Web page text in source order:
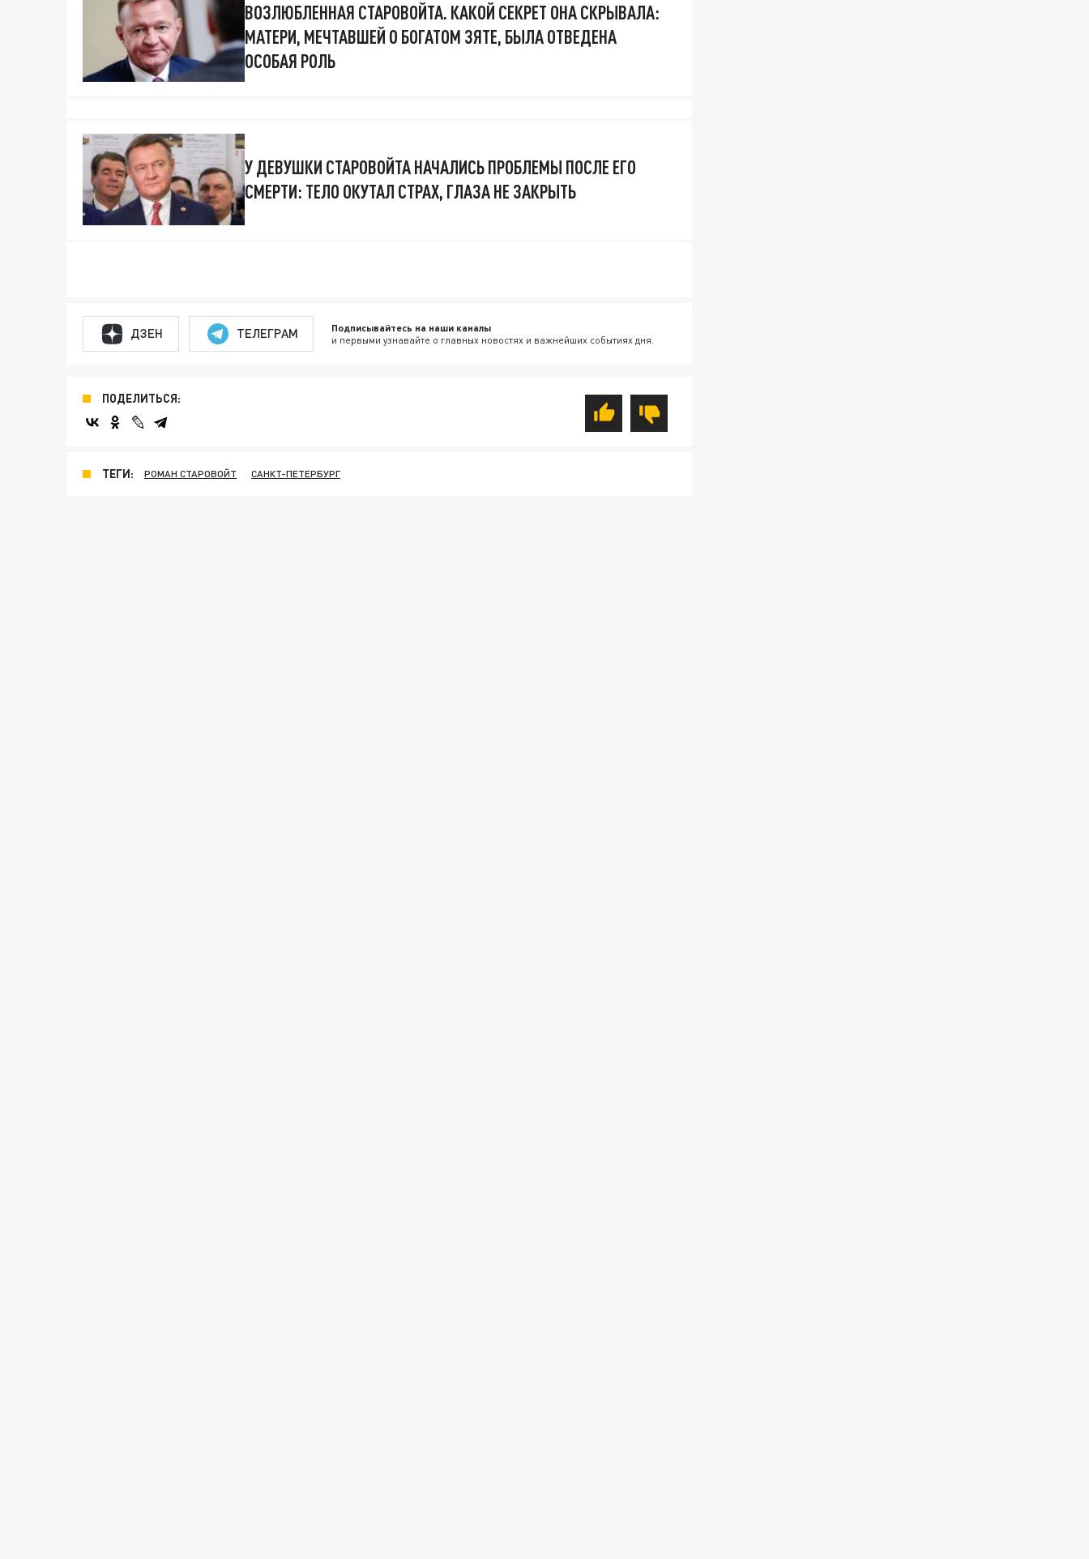
ВОЗЛЮБЛЕННАЯ СТАРОВОЙТА. КАКОЙ СЕКРЕТ ОНА СКРЫВАЛА:
МАТЕРИ, МЕЧТАВШЕЙ О БОГАТОМ ЗЯТЕ, БЫЛА ОТВЕДЕНА
ОСОБАЯ РОЛЬ
У ДЕВУШКИ СТАРОВОЙТА НАЧАЛИСЬ ПРОБЛЕМЫ ПОСЛЕ ЕГО
СМЕРТИ: ТЕЛО ОКУТАЛ СТРАХ, ГЛАЗА НЕ ЗАКРЫТЬ
ДЗЕН ТЕЛЕГРАМ Подписывайтесь на наши каналы
и первыми узнавайте о главных новостях и важнейших событиях дня.
ПОДЕЛИТЬСЯ:
ТЕГИ: РОМАН СТАРОВОЙТ САНКТ-ПЕТЕРБУРГ